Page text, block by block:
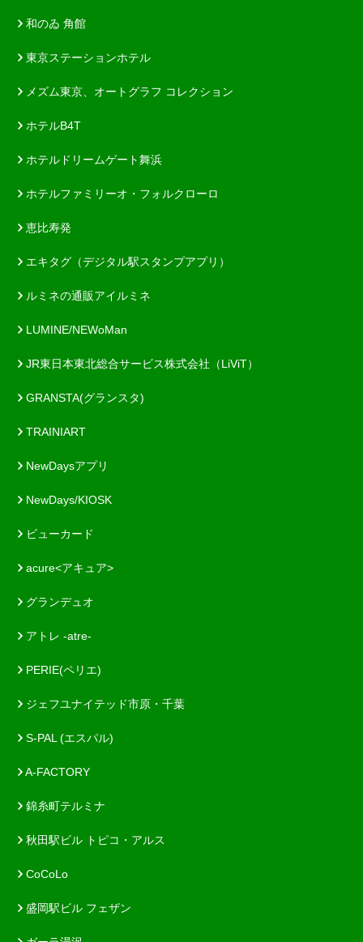
和のゐ 角館
東京ステーションホテル
メズム東京、オートグラフ コレクション
ホテルB4T
ホテルドリームゲート舞浜
ホテルファミリーオ・フォルクローロ
恵比寿発
エキタグ（デジタル駅スタンプアプリ）
ルミネの通販アイルミネ
LUMINE/NEWoMan
JR東日本東北総合サービス株式会社（LiViT）
GRANSTA(グランスタ)
TRAINIART
NewDaysアプリ
NewDays/KIOSK
ビューカード
acure<アキュア>
グランデュオ
アトレ -atre-
PERIE(ペリエ)
ジェフユナイテッド市原・千葉
S-PAL (エスパル)
A-FACTORY
錦糸町テルミナ
秋田駅ビル トピコ・アルス
CoCoLo
盛岡駅ビル フェザン